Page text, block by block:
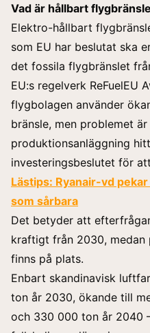
Vad är hållbart flygbränsle
Elektro-hållbart
som EU har beslutat ska
det fossila flygbränslet
EU:s regelverk ReFuelEU
flygbolagen använder
bränsle, men problemet
produktionsanläggning
investeringsbeslutet för
Lästips: Ryanair-vd
som sårbara
Det betyder att
kraftigt från 2030, medan
finns på plats.
Enbart skandinavisk
ton år 2030, ökande till
och 330 000 ton år 2040